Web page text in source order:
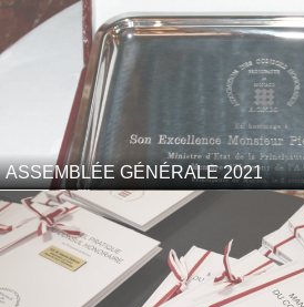
ASSEMBLÉE GÉNÉRALE 2021